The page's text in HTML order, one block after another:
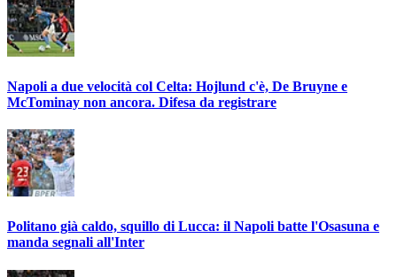
Napoli a due velocità col Celta: Hojlund c'è, De Bruyne e
McTominay non ancora. Difesa da registrare
Politano già caldo, squillo di Lucca: il Napoli batte l'Osasuna e
manda segnali all'Inter